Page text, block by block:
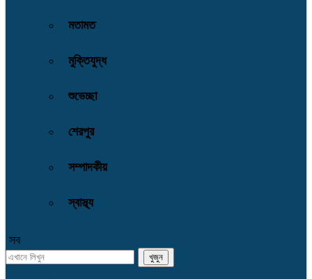
মতামত
মুক্তিযুদ্ধ
শুভেচ্ছা
শেরপুর
সম্পাদকীয়
স্বাস্থ্য
সব